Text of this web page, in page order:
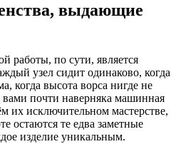
выдающие
работы, по сути, является
узел сидит одинаково, когда
когда высота ворса нигде не
вами почти наверняка машинная
их исключительном мастерстве,
остаются те едва заметные
изделие уникальным.